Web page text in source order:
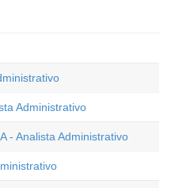
Administrativo
- Analista Administrativo